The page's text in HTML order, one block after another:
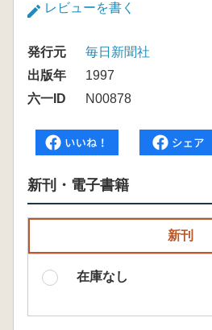
レビューを書く
発行元
毎日新聞社
出版年
1997
六一ID
N00878
新刊・電子書籍
新刊
在庫なし